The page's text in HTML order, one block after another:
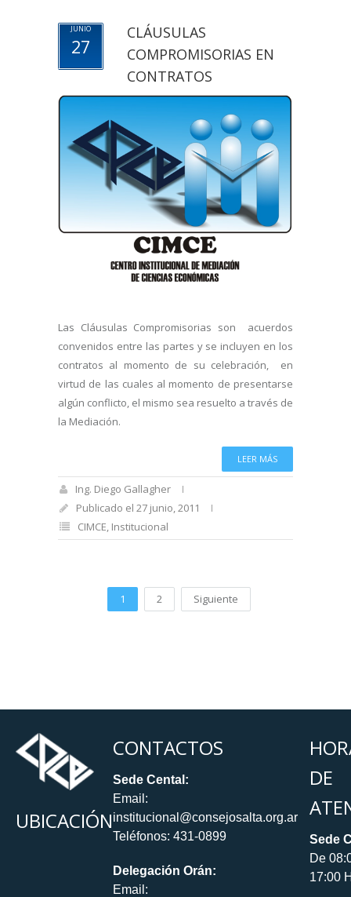
JUNIO
27
CLÁUSULAS
COMPROMISORIAS EN
CONTRATOS
Las Cláusulas Compromisorias son acuerdos
convenidos entre las partes y se incluyen en los
contratos al momento de su celebración, en
virtud de las cuales al momento de presentarse
algún conflicto, el mismo sea resuelto a través de
la Mediación.
LEER MÁS
Ing. Diego Gallagher
Publicado el 27 junio, 2011
CIMCE, Institucional
1 2 Siguiente
UBICACIÓN
CONTACTOS
Sede Cental:
Email:
institucional@consejosalta.org.ar
Teléfonos: 431-0899
Delegación Orán:
Email:
DE
Sede
De
17:00